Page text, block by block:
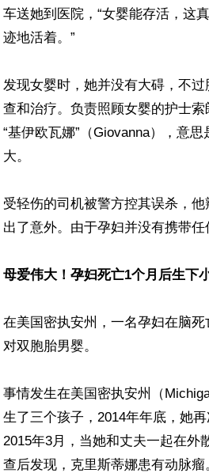
车送她到医院，“女婴能存活，这
迹地活着。”
发现女婴时，她并没有大碍，不
查和治疗。负责照顾女婴的护士
“基伊欧瓦娜”（Giovanna），意
大。
受轻伤的司机被警方控其误杀，
出了意外。由于孕妇并没有携带
母爱伟大！孕妇死亡1个月后生下
在美国密执安州，一名孕妇在脑
对双胞胎男婴。
事情发生在美国密执安州（
生了三个孩子，2014年年底，她
2015年3月，当她和丈夫一起在外
查后发现，克里斯蒂娜患有动脉瘤